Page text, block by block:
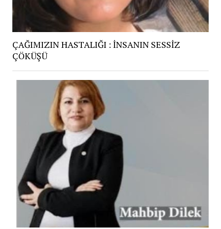
ÇAĞIMIZIN HASTALIĞI : İNSANIN SESSİZ
ÇÖKÜŞÜ